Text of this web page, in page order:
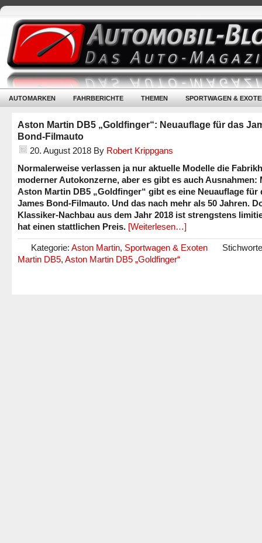
AUTOMARKEN FAHRBERICHTE THEMEN SPORTWAGEN &
Aston Martin DB5 „Goldfinger“: Neuauflage für das
Bond-Filmauto
20. August 2018 By Robert Krippgans
Normalerweise verlassen ja nur aktuelle Modelle die
moderner Autokonzerne, aber es gibt es auch Ausnahmen:
Aston Martin DB5 „Goldfinger“ gibt es eine Neuauflage für
James Bond-Filmauto. Und das nach mehr als 50 Jahren.
Klassiker-Nachbau aus dem Jahr 2018 ist strengstens
hat einen stattlichen Preis. [Weiterlesen…]
Kategorie: Aston Martin, Sportwagen & Exoten
Martin DB5, Aston Martin DB5 „Goldfinger“